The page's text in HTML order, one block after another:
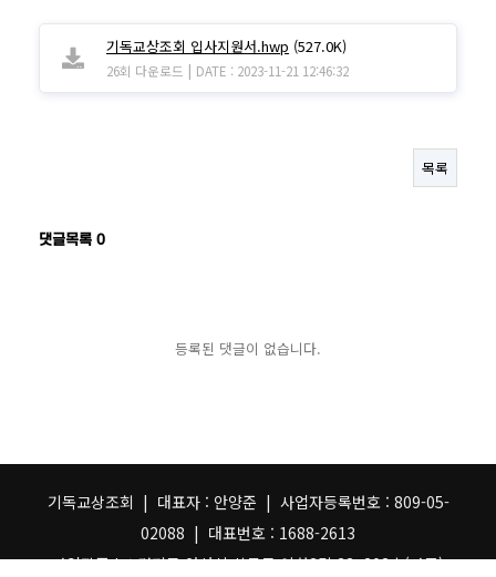
기독교상조회 입사지원서.hwp (527.0K)
26회 다운로드 | DATE : 2023-11-21 12:46:32
목록
댓글목록 0
등록된 댓글이 없습니다.
기독교상조회 | 대표자 : 안양준 | 사업자등록번호 : 809-05-
02088 | 대표번호 : 1688-2613
사업장주소 : 경기도 안산시 상록구 이화3길 33, 202호(사동)